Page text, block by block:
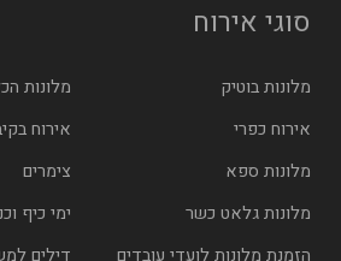
סוגי אירוח
מלונות בוטיק
מלונות
אירוח כפרי
אירוח
מלונות ספא
צימרים
מלונות גלאט כשר
ימי כיף